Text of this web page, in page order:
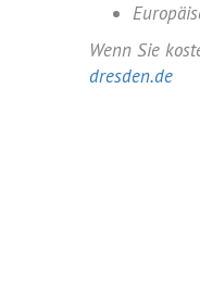
Wenn Sie
dresden.de